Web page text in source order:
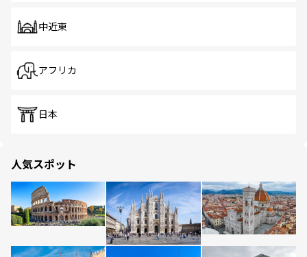
中近東
アフリカ
日本
人気スポット